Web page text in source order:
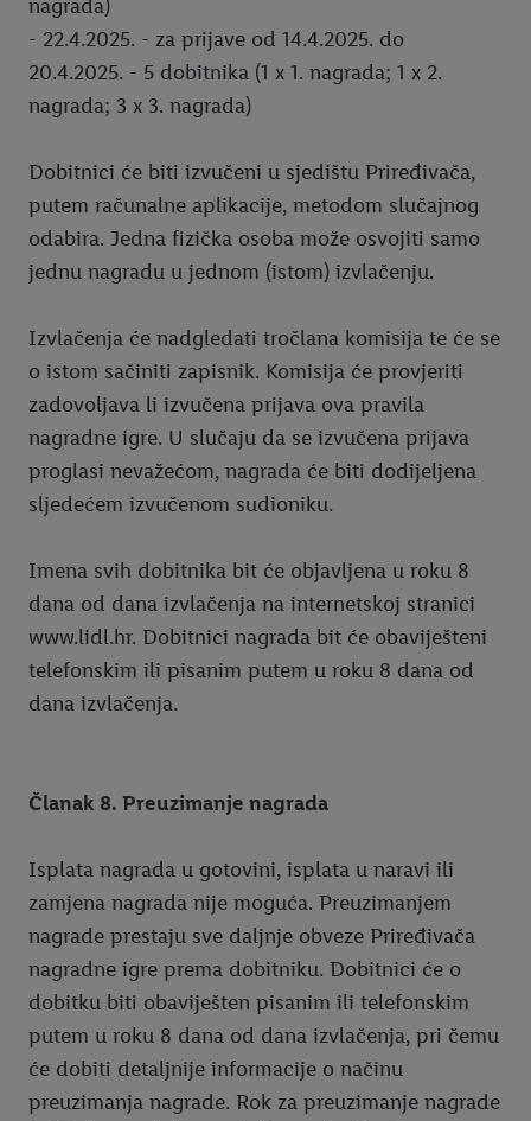
nagrada)
- 22.4.2025. - za prijave od 14.4.2025. do
20.4.2025. - 5 dobitnika (1 x 1. nagrada; 1 x 2.
nagrada; 3 x 3. nagrada)
Dobitnici će biti izvučeni u sjedištu Priređivača,
putem računalne aplikacije, metodom slučajnog
odabira. Jedna fizička osoba može osvojiti samo
jednu nagradu u jednom (istom) izvlačenju.
Izvlačenja će nadgledati tročlana komisija te će se
o istom sačiniti zapisnik. Komisija će provjeriti
zadovoljava li izvučena prijava ova pravila
nagradne igre. U slučaju da se izvučena prijava
proglasi nevažećom, nagrada će biti dodijeljena
sljedećem izvučenom sudioniku.
Imena svih dobitnika bit će objavljena u roku 8
dana od dana izvlačenja na internetskoj stranici
www.lidl.hr. Dobitnici nagrada bit će obaviješteni
telefonskim ili pisanim putem u roku 8 dana od
dana izvlačenja.
Članak 8. Preuzimanje nagrada
Isplata nagrada u gotovini, isplata u naravi ili
zamjena nagrada nije moguća. Preuzimanjem
nagrade prestaju sve daljnje obveze Priređivača
nagradne igre prema dobitniku. Dobitnici će o
dobitku biti obaviješten pisanim ili telefonskim
putem u roku 8 dana od dana izvlačenja, pri čemu
će dobiti detaljnije informacije o načinu
preuzimanja nagrade. Rok za preuzimanje nagrade